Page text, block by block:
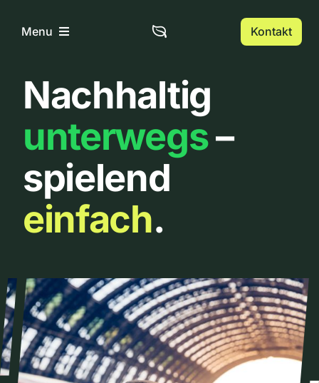
InhaltMenu
Home
Über uns
Urbanlist
Kontakt
Nachhaltig
unterwegs–
spielend
einfach.